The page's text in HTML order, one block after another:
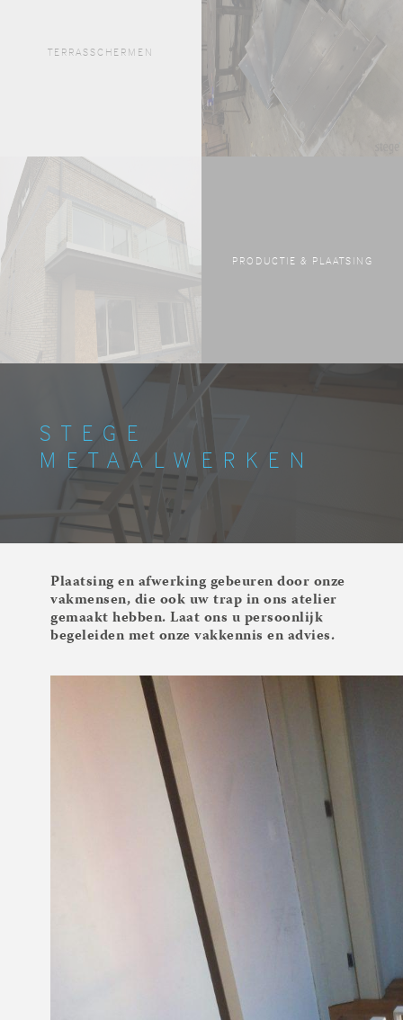
TERRASSCHERMEN
PRODUCTIE & PLAATSING
Plaatsing en afwerking gebeuren door onze
vakmensen, die ook uw trap in ons atelier
gemaakt hebben. Laat ons u persoonlijk
begeleiden met onze vakkennis en advies.
STEGE
METAALWERKEN